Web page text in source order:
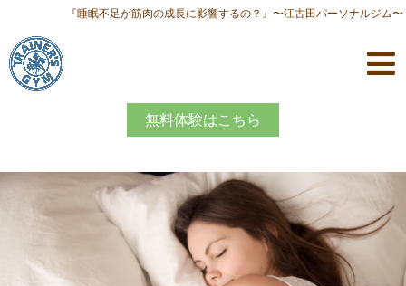
『睡眠不足が筋肉の成長に影響するの？』〜江古田パーソナルジム〜
無料体験はこちら